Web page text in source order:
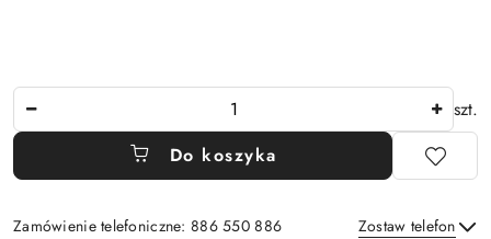
szt.
Do koszyka
Zamówienie telefoniczne: 886 550 886 Zostaw telefon